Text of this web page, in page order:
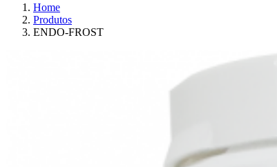
Home
Produtos
ENDO-FROST